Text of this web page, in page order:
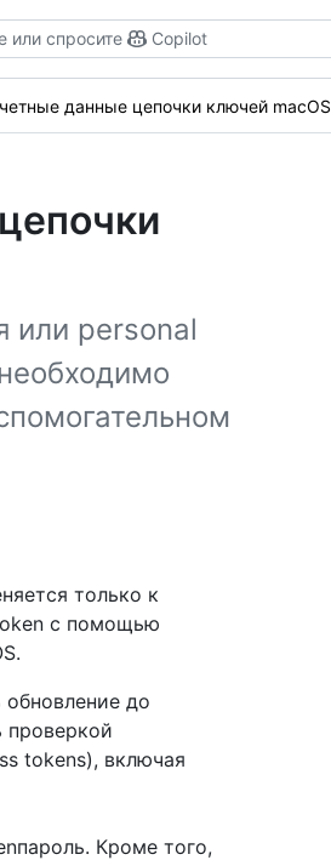
или спросите Copilot
данные цепочки ключей macOS
или personal
только к
с помощью
до
проверкой
tokens), включая
Кроме того,